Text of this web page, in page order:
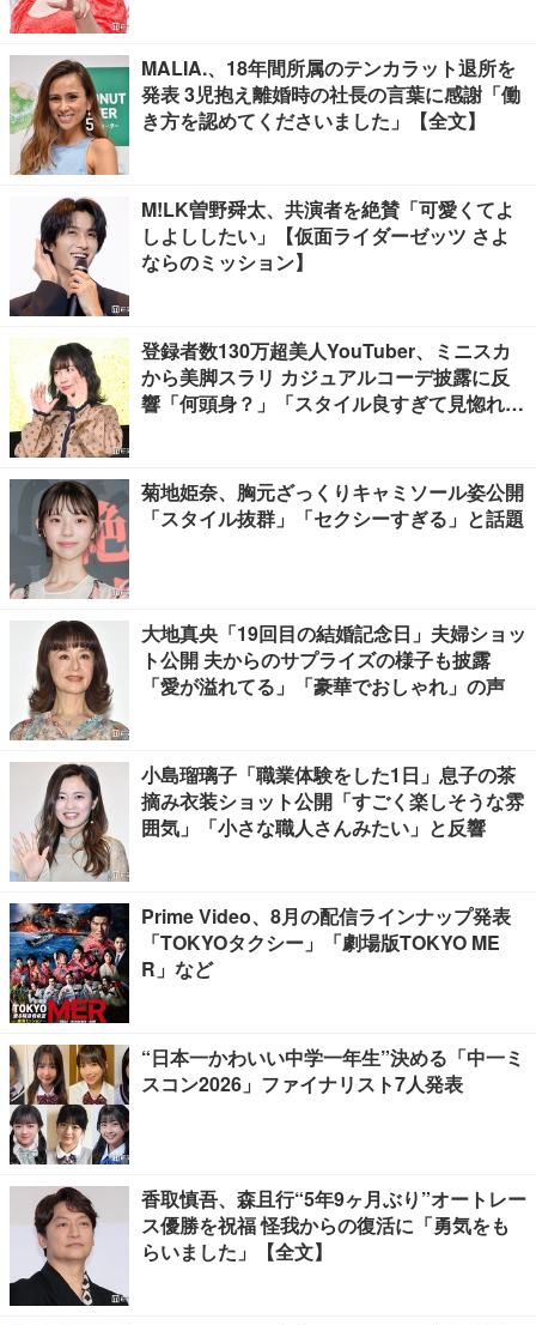
MALIA.、18年間所属のテンカラット退所を
発表 3児抱え離婚時の社長の言葉に感謝「働
き方を認めてくださいました」【全文】
M!LK曽野舜太、共演者を絶賛「可愛くてよ
しよししたい」【仮面ライダーゼッツ さよ
ならのミッション】
登録者数130万超美人YouTuber、ミニスカ
から美脚スラリ カジュアルコーデ披露に反
響「何頭身？」「スタイル良すぎて見惚れ
菊地姫奈、胸元ざっくりキャミソール姿公開
「スタイル抜群」「セクシーすぎる」と話題
大地真央「19回目の結婚記念日」夫婦ショッ
ト公開 夫からのサプライズの様子も披露
「愛が溢れてる」「豪華でおしゃれ」の声
小島瑠璃子「職業体験をした1日」息子の茶
摘み衣装ショット公開「すごく楽しそうな雰
囲気」「小さな職人さんみたい」と反響
Prime Video、8月の配信ラインナップ発表
「TOKYOタクシー」「劇場版TOKYO ME
R」など
“日本一かわいい中学一年生”決める「中一ミ
スコン2026」ファイナリスト7人発表
香取慎吾、森且行“5年9ヶ月ぶり”オートレー
ス優勝を祝福 怪我からの復活に「勇気をも
らいました」【全文】